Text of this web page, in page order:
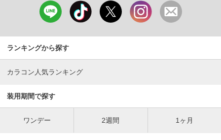
ランキングから探す
カラコン人気ランキング
装用期間で探す
ワンデー 2週間 1ヶ月